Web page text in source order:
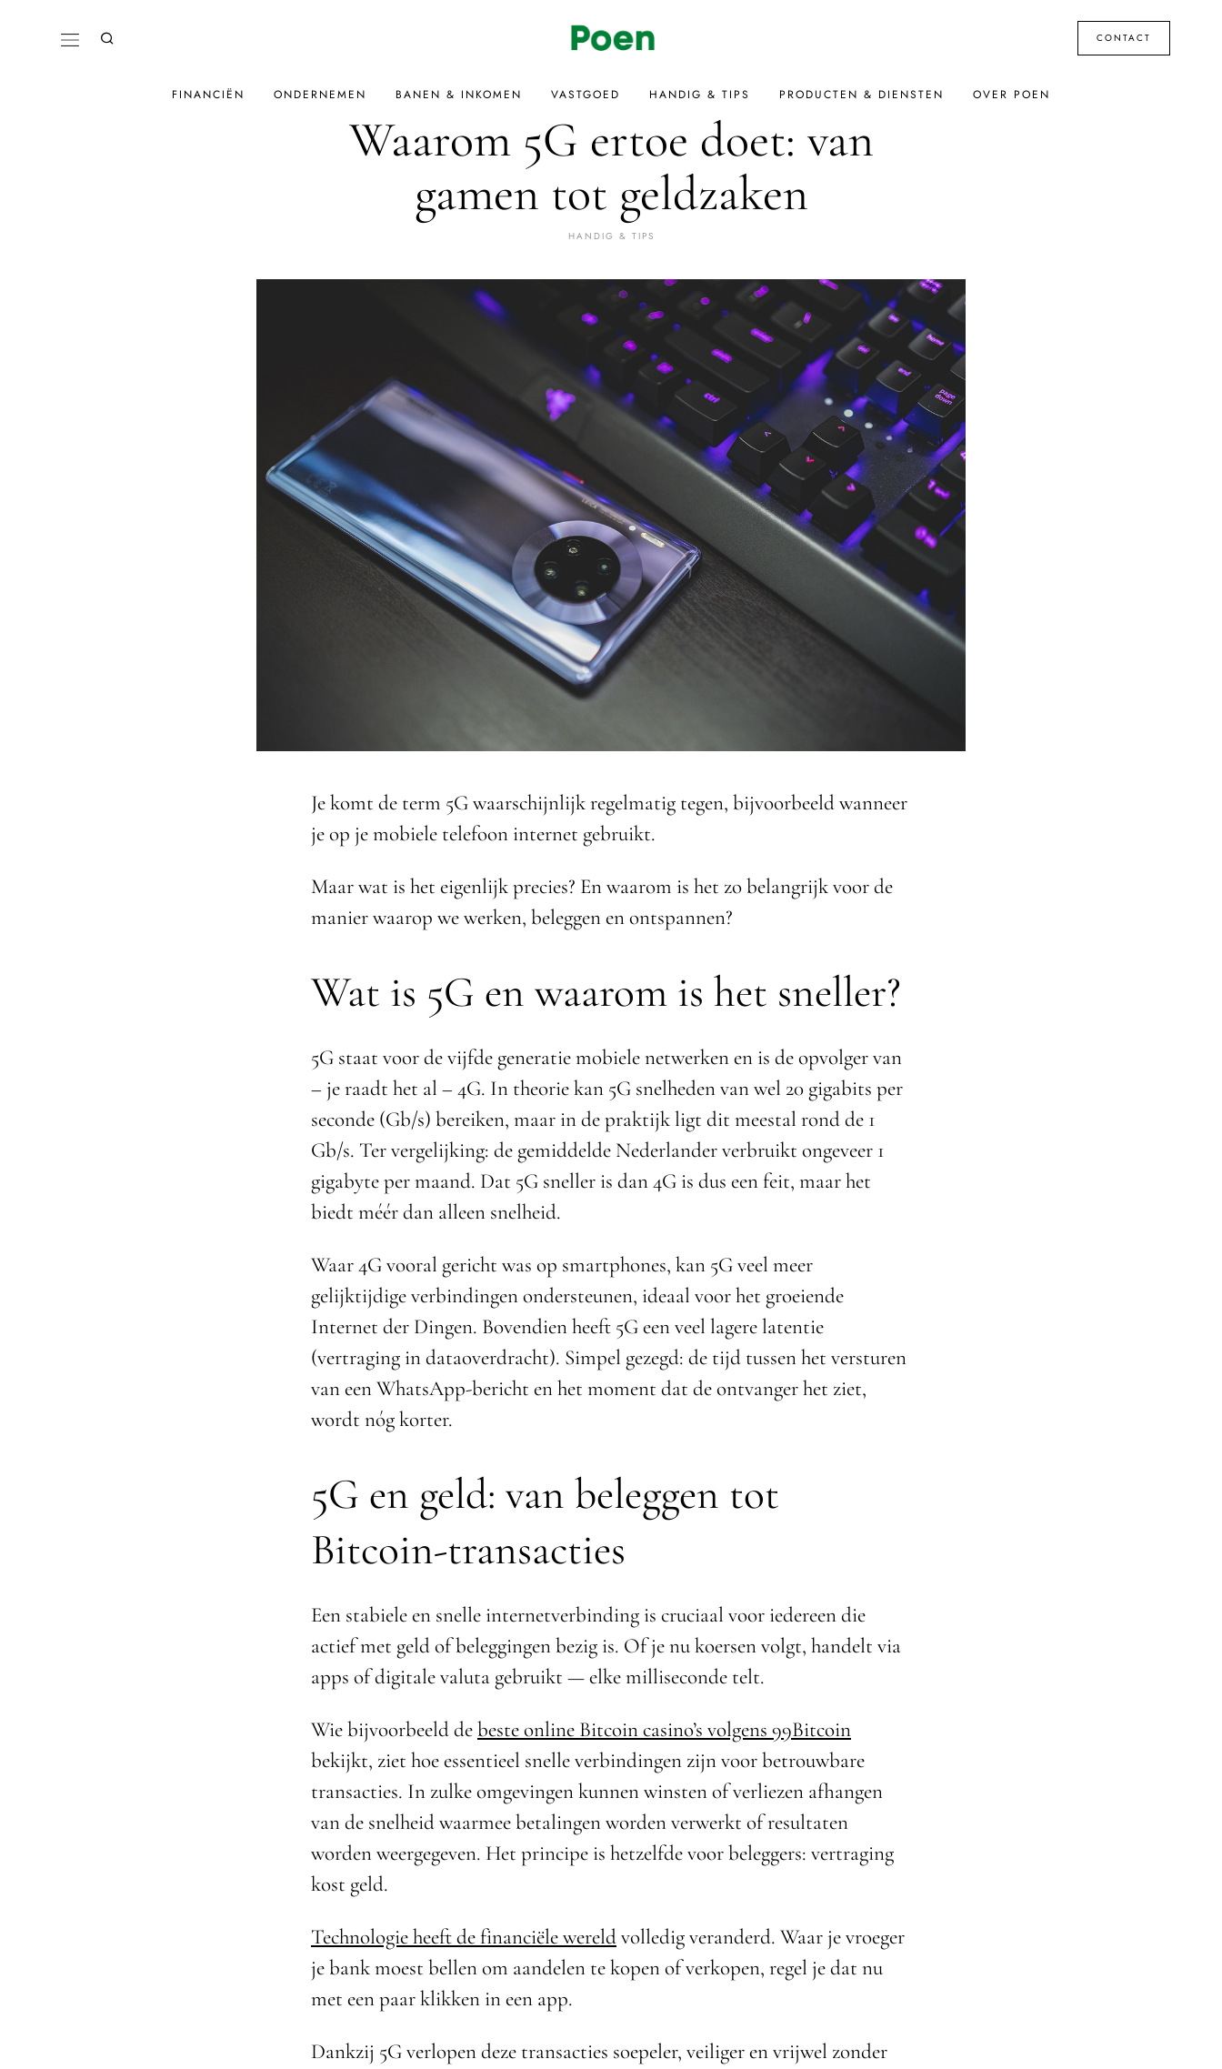
CONTACT
FINANCIËN ONDERNEMEN BANEN & INKOMEN VASTGOED HANDIG & TIPS PRODUCTEN & DIENSTEN OVER POEN
Waarom 5G ertoe doet: van
gamen tot geldzaken
HANDIG & TIPS
Je komt de term 5G waarschijnlijk regelmatig tegen, bijvoorbeeld wanneer
je op je mobiele telefoon internet gebruikt.
Maar wat is het eigenlijk precies? En waarom is het zo belangrijk voor de
manier waarop we werken, beleggen en ontspannen?
Wat is 5G en waarom is het sneller?
5G staat voor de vijfde generatie mobiele netwerken en is de opvolger van
– je raadt het al – 4G. In theorie kan 5G snelheden van wel 20 gigabits per
seconde (Gb/s) bereiken, maar in de praktijk ligt dit meestal rond de 1
Gb/s. Ter vergelijking: de gemiddelde Nederlander verbruikt ongeveer 1
gigabyte per maand. Dat 5G sneller is dan 4G is dus een feit, maar het
biedt méér dan alleen snelheid.
Waar 4G vooral gericht was op smartphones, kan 5G veel meer
gelijktijdige verbindingen ondersteunen, ideaal voor het groeiende
Internet der Dingen. Bovendien heeft 5G een veel lagere latentie
(vertraging in dataoverdracht). Simpel gezegd: de tijd tussen het versturen
van een WhatsApp-bericht en het moment dat de ontvanger het ziet,
wordt nóg korter.
5G en geld: van beleggen tot
Bitcoin-transacties
Een stabiele en snelle internetverbinding is cruciaal voor iedereen die
actief met geld of beleggingen bezig is. Of je nu koersen volgt, handelt via
apps of digitale valuta gebruikt — elke milliseconde telt.
Wie bijvoorbeeld debeste online Bitcoin casino’s volgens 99Bitcoin
bekijkt, ziet hoe essentieel snelle verbindingen zijn voor betrouwbare
transacties. In zulke omgevingen kunnen winsten of verliezen afhangen
van de snelheid waarmee betalingen worden verwerkt of resultaten
worden weergegeven. Het principe is hetzelfde voor beleggers: vertraging
kost geld.
Technologie heeft de financiële wereldvolledig veranderd. Waar je vroeger
je bank moest bellen om aandelen te kopen of verkopen, regel je dat nu
met een paar klikken in een app.
Dankzij 5G verlopen deze transacties soepeler, veiliger en vrijwel zonder